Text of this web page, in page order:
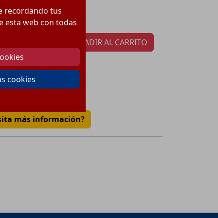
recordando tus
esta web con todas
cookies
por paquete:1
AÑADIR AL CARRITO
más información?